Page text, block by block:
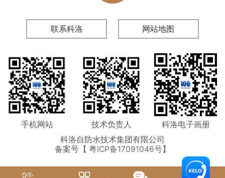
联系科洛 网站地图
手机网站 技术负责人
科洛电子画册
科洛自防水技术集团有限公司
备案号【 粤ICP备17091046号】